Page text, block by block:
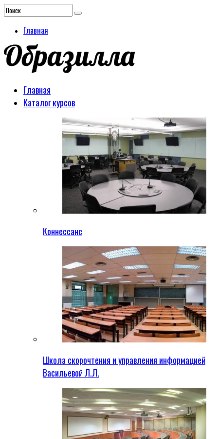
Главная
Главная
Каталог курсов
Коннессанс
Школа скорочтения и управления информацией
Васильевой Л.Л.